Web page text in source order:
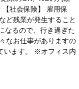
【社会保険】 雇用保
ど残業が発生すること
なるので、行き過ぎた
なお仕事がありますの
います。 ※オフィス内